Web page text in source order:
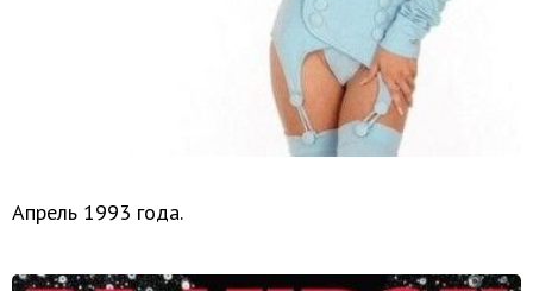
Апрель 1993 года.